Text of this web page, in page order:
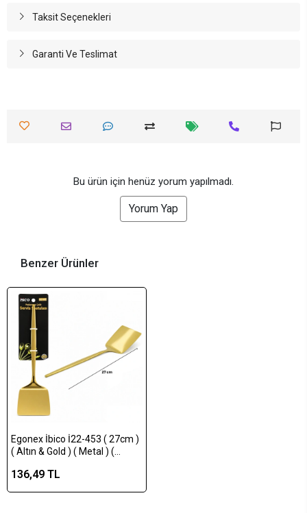
Taksit Seçenekleri
Garanti Ve Teslimat
Bu ürün için henüz yorum yapılmadı.
Yorum Yap
Benzer Ürünler
Egonex İbico İ22-453 ( 27cm )
( Altın & Gold ) ( Metal ) (
136,49 TL